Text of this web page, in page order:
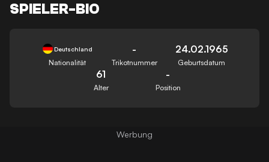
SPIELER-BIO
Deutschland
Nationalität
-
Trikotnummer
24.02.1965
Geburtsdatum
61
Alter
-
Position